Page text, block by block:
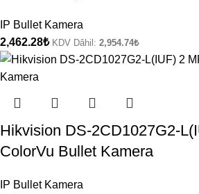
IP Bullet Kamera
2,462.28₺ KDV Dâhil: 2,954.74₺
Hikvision DS-2CD1027G2-
ColorVu Bullet Kamera
IP Bullet Kamera